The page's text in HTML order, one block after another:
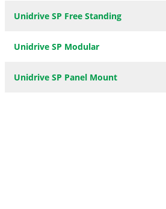
Unidrive SP Free Standing
Unidrive SP Modular
Unidrive SP Panel Mount